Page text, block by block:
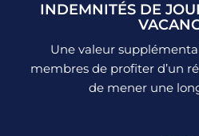
INDEMNITÉS DE
Une valeur
membres de profiter d’un
de mener une